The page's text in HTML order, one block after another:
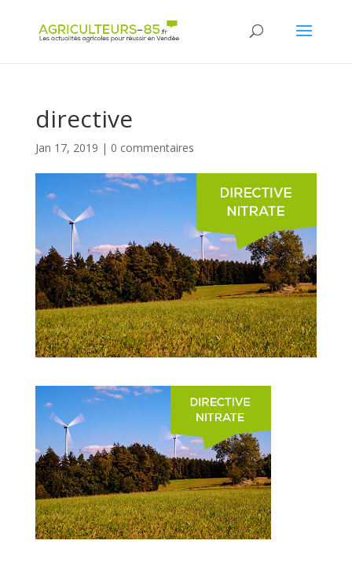
directive
Jan 17, 2019 | 0 commentaires